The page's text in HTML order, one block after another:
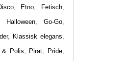
, Etno, Fetisch,
Halloween, Go-Go,
, Klassisk elegans,
& Polis, Pirat, Pride,